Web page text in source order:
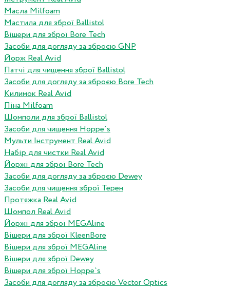
Масла Milfoam
Мастила для зброї Ballistol
Вішери для зброї Bore Tech
Засоби для догляду за зброєю GNP
Йорж Real Avid
Патчі для чищення зброї Ballistol
Засоби для догляду за зброєю Bore Tech
Килимок Real Avid
Піна Milfoam
Шомполи для зброї Ballistol
Засоби для чищення Hoppe`s
Мульти Інструмент Real Avid
Набір для чистки Real Avid
Йоржі для зброї Bore Tech
Засоби для догляду за зброєю Dewey
Засоби для чищення зброї Терен
Протяжка Real Avid
Шомпол Real Avid
Йоржі для зброї MEGAline
Вішери для зброї KleenBore
Вішери для зброї MEGAline
Вішери для зброї Dewey
Вішери для зброї Hoppe`s
Засоби для догляду за зброєю Vector Optics